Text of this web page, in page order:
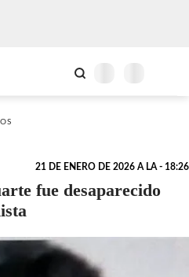
21 DE ENERO DE 2026 A LA - 18:26
fue desaparecido